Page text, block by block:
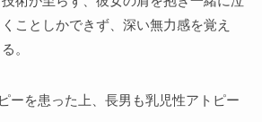
くことしかできず、深い無力感を覚え
る。
ーを患った上、長男も乳児性アトピー